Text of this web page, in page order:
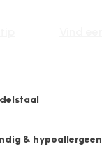
& hypoallergeen